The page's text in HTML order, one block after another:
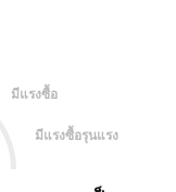
มีแรงซื้อ
มีแรงซื้อรุนแรง